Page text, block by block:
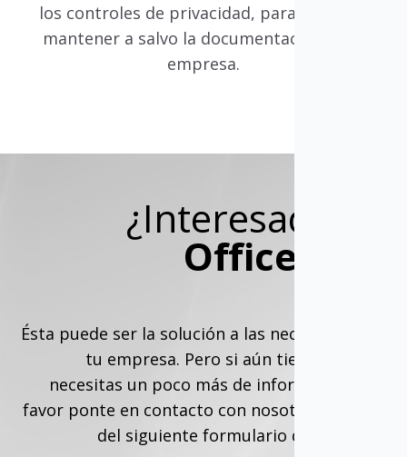
los controles de privacidad, para ayudar a
mantener a salvo la documentación de la
empresa.
¿Interesado en
Office 365
Ésta puede ser la solución a las necesidades de
tu empresa. Pero si aún tienes dudas y
necesitas un poco más de información, por
favor ponte en contacto con nosotros a través
del siguiente formulario de contacto.